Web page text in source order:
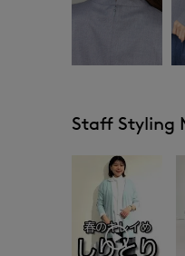
Staff Styling